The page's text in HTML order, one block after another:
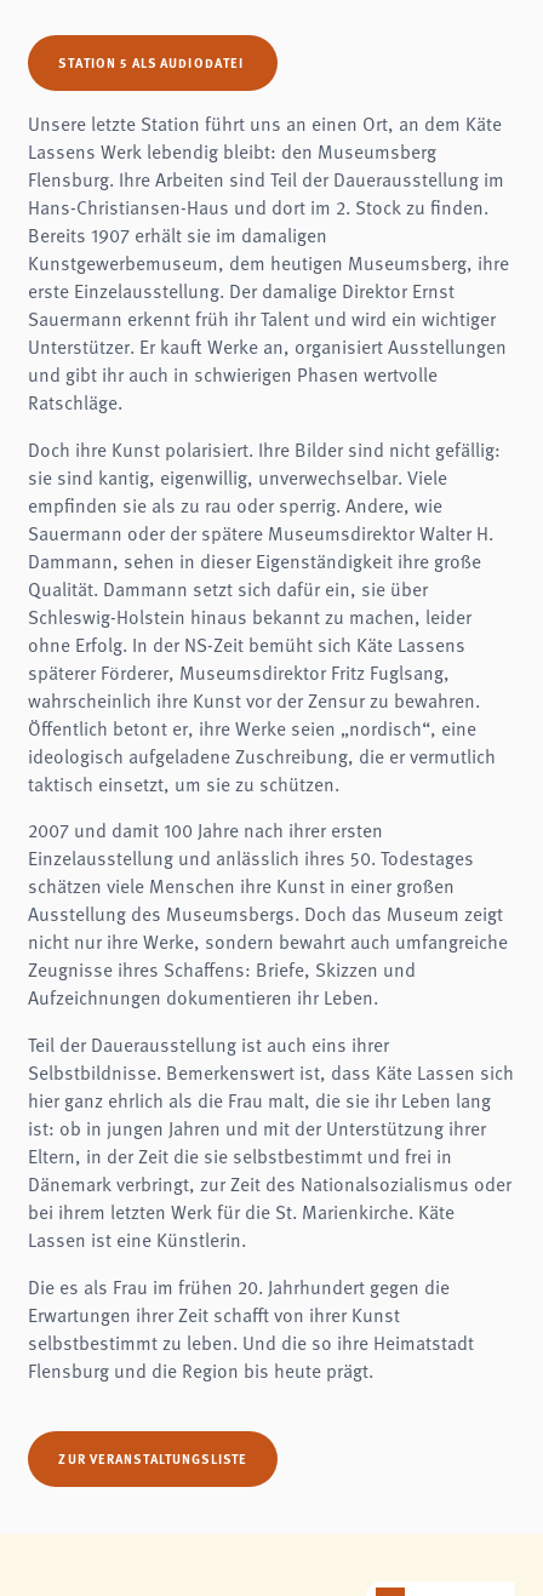
STATION 5 ALS AUDIODATEI
Unsere letzte Station führt uns an einen Ort, an dem Käte
Lassens Werk lebendig bleibt: den Museumsberg
Flensburg. Ihre Arbeiten sind Teil der Dauerausstellung im
Hans-Christiansen-Haus und dort im 2. Stock zu finden.
Bereits 1907 erhält sie im damaligen
Kunstgewerbemuseum, dem heutigen Museumsberg, ihre
erste Einzelausstellung. Der damalige Direktor Ernst
Sauermann erkennt früh ihr Talent und wird ein wichtiger
Unterstützer. Er kauft Werke an, organisiert Ausstellungen
und gibt ihr auch in schwierigen Phasen wertvolle
Ratschläge.
Doch ihre Kunst polarisiert. Ihre Bilder sind nicht gefällig:
sie sind kantig, eigenwillig, unverwechselbar. Viele
empfinden sie als zu rau oder sperrig. Andere, wie
Sauermann oder der spätere Museumsdirektor Walter H.
Dammann, sehen in dieser Eigenständigkeit ihre große
Qualität. Dammann setzt sich dafür ein, sie über
Schleswig-Holstein hinaus bekannt zu machen, leider
ohne Erfolg. In der NS-Zeit bemüht sich Käte Lassens
späterer Förderer, Museumsdirektor Fritz Fuglsang,
wahrscheinlich ihre Kunst vor der Zensur zu bewahren.
Öffentlich betont er, ihre Werke seien „nordisch“, eine
ideologisch aufgeladene Zuschreibung, die er vermutlich
taktisch einsetzt, um sie zu schützen.
2007 und damit 100 Jahre nach ihrer ersten
Einzelausstellung und anlässlich ihres 50. Todestages
schätzen viele Menschen ihre Kunst in einer großen
Ausstellung des Museumsbergs. Doch das Museum zeigt
nicht nur ihre Werke, sondern bewahrt auch umfangreiche
Zeugnisse ihres Schaffens: Briefe, Skizzen und
Aufzeichnungen dokumentieren ihr Leben.
Teil der Dauerausstellung ist auch eins ihrer
Selbstbildnisse. Bemerkenswert ist, dass Käte Lassen sich
hier ganz ehrlich als die Frau malt, die sie ihr Leben lang
ist: ob in jungen Jahren und mit der Unterstützung ihrer
Eltern, in der Zeit die sie selbstbestimmt und frei in
Dänemark verbringt, zur Zeit des Nationalsozialismus oder
bei ihrem letzten Werk für die St. Marienkirche. Käte
Lassen ist eine Künstlerin.
Die es als Frau im frühen 20. Jahrhundert gegen die
Erwartungen ihrer Zeit schafft von ihrer Kunst
selbstbestimmt zu leben. Und die so ihre Heimatstadt
Flensburg und die Region bis heute prägt.
ZUR VERANSTALTUNGSLISTE